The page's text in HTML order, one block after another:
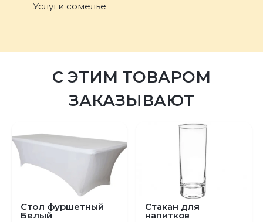
Услуги сомелье
С ЭТИМ ТОВАРОМ
ЗАКАЗЫВАЮТ
Стол фуршетный
Белый
Стакан для
напитков